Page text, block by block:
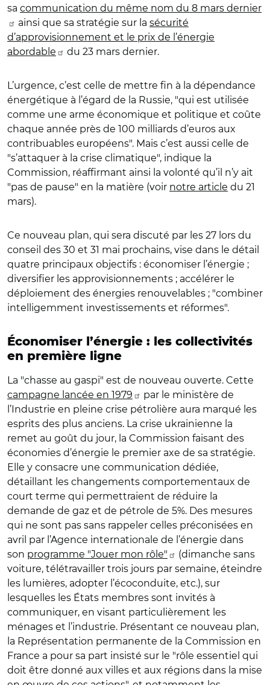
sa communication du même nom du 8 mars dernier
ainsi que sa stratégie sur la sécurité
d’approvisionnement et le prix de l’énergie
abordable
du 23 mars dernier.
L’urgence, c’est celle de mettre fin à la dépendance
énergétique à l’égard de la Russie, "qui est utilisée
comme une arme économique et politique et coûte
chaque année près de 100 milliards d’euros aux
contribuables européens". Mais c’est aussi celle de
"s’attaquer à la crise climatique", indique la
Commission, réaffirmant ainsi la volonté qu’il n’y ait
"pas de pause" en la matière (voir notre article du 21
mars).
Ce nouveau plan, qui sera discuté par les 27 lors du
conseil des 30 et 31 mai prochains, vise dans le détail
quatre principaux objectifs : économiser l’énergie ;
diversifier les approvisionnements ; accélérer le
déploiement des énergies renouvelables ; "combiner
intelligemment investissements et réformes".
Économiser l’énergie : les collectivités
en première ligne
La "chasse au gaspi" est de nouveau ouverte. Cette
campagne lancée en 1979
par le ministère de
l’Industrie en pleine crise pétrolière aura marqué les
esprits des plus anciens. La crise ukrainienne la
remet au goût du jour, la Commission faisant des
économies d’énergie le premier axe de sa stratégie.
Elle y consacre une communication dédiée,
détaillant les changements comportementaux de
court terme qui permettraient de réduire la
demande de gaz et de pétrole de 5%. Des mesures
qui ne sont pas sans rappeler celles préconisées en
avril par l’Agence internationale de l’énergie dans
son programme "Jouer mon rôle"
(dimanche sans
voiture, télétravailler trois jours par semaine, éteindre
les lumières, adopter l’écoconduite, etc.), sur
lesquelles les États membres sont invités à
communiquer, en visant particulièrement les
ménages et l’industrie. Présentant ce nouveau plan,
la Représentation permanente de la Commission en
France a pour sa part insisté sur le "rôle essentiel qui
doit être donné aux villes et aux régions dans la mise